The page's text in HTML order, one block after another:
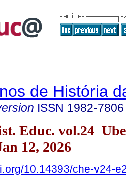
de História
ISSN 1982-7806
Educ. vol.24
12, 2026
10.14393/che-v24-